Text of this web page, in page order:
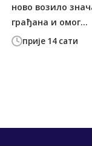
прије 14 сати
ново возило
грађана и омог...